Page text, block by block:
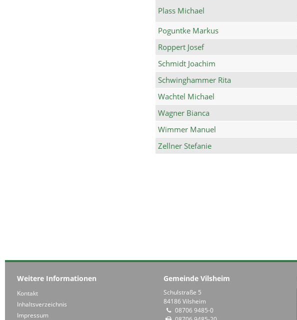
Plass Michael
Poguntke Markus
Roppert Josef
Schmidt Joachim
Schwinghammer Rita
Wachtel Michael
Wagner Bianca
Wimmer Manuel
Zellner Stefanie
Weitere Informationen
Kontakt
Inhaltsverzeichnis
Impressum
Gemeinde Vilsheim
Schulstraße 5
84186 Vilsheim
08706 9485-0